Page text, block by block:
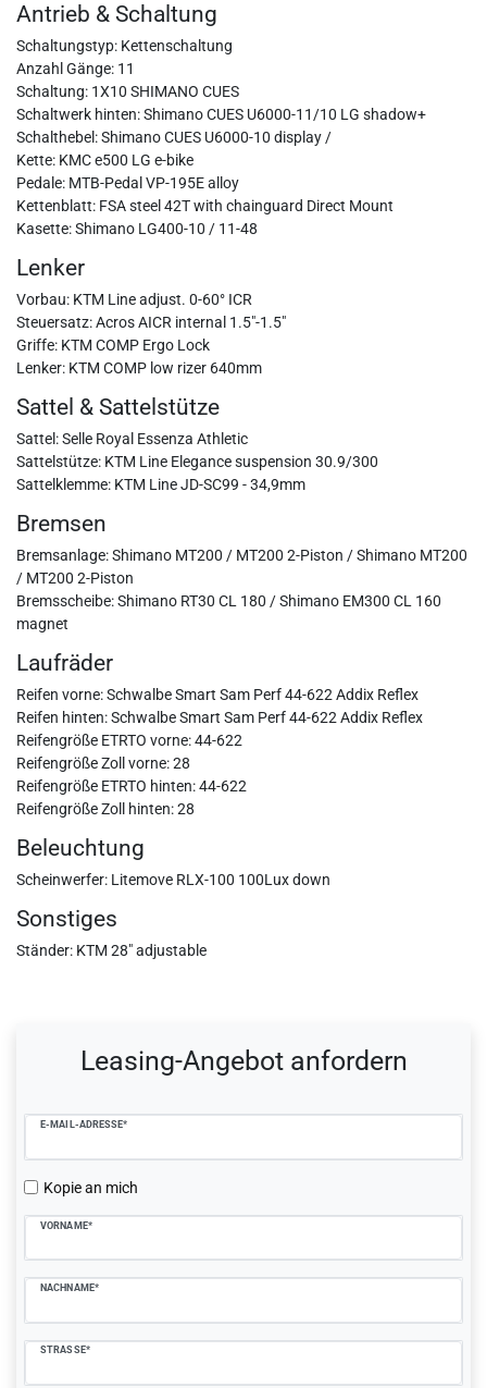
Antrieb & Schaltung
Schaltungstyp: Kettenschaltung
Anzahl Gänge: 11
Schaltung: 1X10 SHIMANO CUES
Schaltwerk hinten: Shimano CUES U6000-11/10 LG shadow+
Schalthebel: Shimano CUES U6000-10 display /
Kette: KMC e500 LG e-bike
Pedale: MTB-Pedal VP-195E alloy
Kettenblatt: FSA steel 42T with chainguard Direct Mount
Kasette: Shimano LG400-10 / 11-48
Lenker
Vorbau: KTM Line adjust. 0-60° ICR
Steuersatz: Acros AICR internal 1.5"-1.5"
Griffe: KTM COMP Ergo Lock
Lenker: KTM COMP low rizer 640mm
Sattel & Sattelstütze
Sattel: Selle Royal Essenza Athletic
Sattelstütze: KTM Line Elegance suspension 30.9/300
Sattelklemme: KTM Line JD-SC99 - 34,9mm
Bremsen
Bremsanlage: Shimano MT200 / MT200 2-Piston / Shimano MT200
/ MT200 2-Piston
Bremsscheibe: Shimano RT30 CL 180 / Shimano EM300 CL 160
magnet
Laufräder
Reifen vorne: Schwalbe Smart Sam Perf 44-622 Addix Reflex
Reifen hinten: Schwalbe Smart Sam Perf 44-622 Addix Reflex
Reifengröße ETRTO vorne: 44-622
Reifengröße Zoll vorne: 28
Reifengröße ETRTO hinten: 44-622
Reifengröße Zoll hinten: 28
Beleuchtung
Scheinwerfer: Litemove RLX-100 100Lux down
Sonstiges
Ständer: KTM 28" adjustable
Leasing-Angebot anfordern
E-MAIL-ADRESSE*
Kopie an mich
VORNAME*
NACHNAME*
STRASSE*